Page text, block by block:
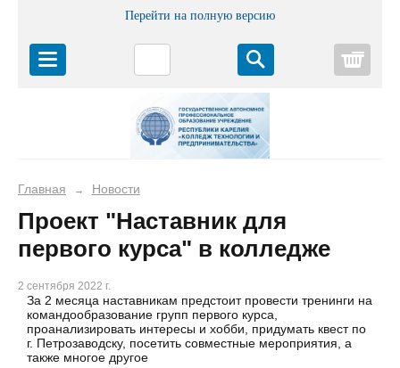
Перейти на полную версию
Главная → Новости
Проект "Наставник для
первого курса" в колледже
2 сентября 2022 г.
За 2 месяца наставникам предстоит провести тренинги на
командообразование групп первого курса,
проанализировать интересы и хобби, придумать квест по
г. Петрозаводску, посетить совместные мероприятия, а
также многое другое